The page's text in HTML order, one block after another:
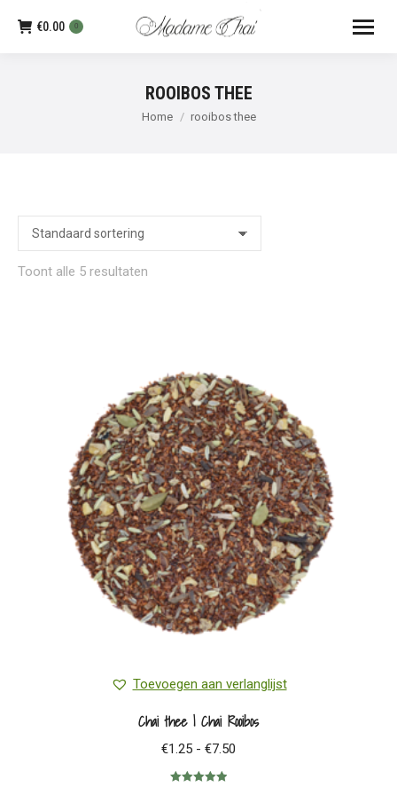
€0.00 0
ROOIBOS THEE
Je bent hier:
Home rooibos thee
Toont alle 5 resultaten
Toevoegen aan verlanglijst
Chai thee | Chai Rooibos
€1.25 - €7.50